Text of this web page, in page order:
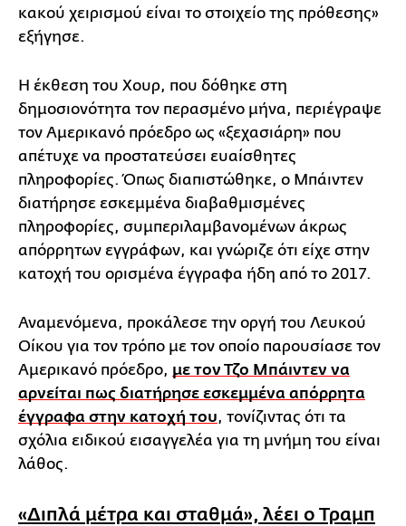
κακού χειρισμού είναι το στοιχείο της πρόθεσης»
εξήγησε.
Η έκθεση του Χουρ, που δόθηκε στη
δημοσιονότητα τον περασμένο μήνα, περιέγραψε
τον Αμερικανό πρόεδρο ως «ξεχασιάρη» που
απέτυχε να προστατεύσει ευαίσθητες
πληροφορίες. Όπως διαπιστώθηκε, ο Μπάιντεν
διατήρησε εσκεμμένα διαβαθμισμένες
πληροφορίες, συμπεριλαμβανομένων άκρως
απόρρητων εγγράφων, και γνώριζε ότι είχε στην
κατοχή του ορισμένα έγγραφα ήδη από το 2017.
Αναμενόμενα, προκάλεσε την οργή του Λευκού
Οίκου για τον τρόπο με τον οποίο παρουσίασε τον
Αμερικανό πρόεδρο, με τον Τζο Μπάιντεν να
αρνείται πως διατήρησε εσκεμμένα απόρρητα
έγγραφα στην κατοχή του, τονίζιντας ότι τα
σχόλια ειδικού εισαγγελέα για τη μνήμη του είναι
λάθος.
«Διπλά μέτρα και σταθμά», λέει ο Τραμπ